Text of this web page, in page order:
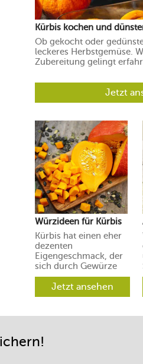
Kürbis kochen und
Ob gekocht oder
leckeres Herbstgemüse.
Zubereitung gelingt
Jetzt
Würzideen für Kürbis
Kürbis hat einen eher
dezenten
Eigengeschmack, der
sich durch Gewürze
und Aromen leicht in
verschiedene
Richtungen lenken
Jetzt ansehen